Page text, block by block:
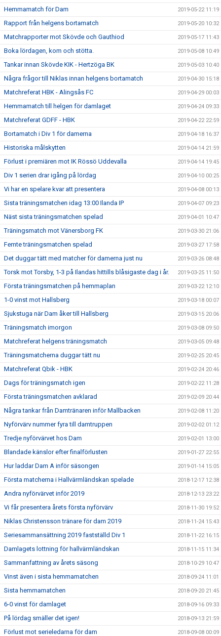
Hemmamatch för Dam 2019-05-22 11:19
Rapport från helgens bortamatch 2019-05-20 10:32
Matchrapporter mot Skövde och Gauthiod 2019-05-17 11:43
Boka lördagen, kom och stötta. 2019-05-08 10:49
Tankar innan Skövde KIK - Hertzöga BK 2019-05-03 10:40
Några frågor till Niklas innan helgens bortamatch 2019-04-30 15:18
Matchreferat HBK - Alingsås FC 2019-04-29 00:03
Hemmamatch till helgen för damlaget 2019-04-24 09:33
Matchreferat GDFF - HBK 2019-04-22 22:59
Bortamatch i Div 1 för damerna 2019-04-18 16:37
Historiska målskytten 2019-04-14 21:59
Förlust i premiären mot IK Rössö Uddevalla 2019-04-14 19:45
Div 1 serien drar igång på lördag 2019-04-10 00:25
Vi har en spelare kvar att presentera 2019-04-08 00:13
Sista träningsmatchen idag 13:00 Ilanda IP 2019-04-07 09:23
Näst sista träningsmatchen spelad 2019-04-01 10:47
Träningsmatch mot Vänersborg FK 2019-03-30 21:06
Femte träningsmatchen spelad 2019-03-27 17:58
Det duggar tätt med matcher för damerna just nu 2019-03-26 08:48
Torsk mot Torsby, 1-3 på Ilandas hittills blåsigaste dag i år. 2019-03-25 11:50
Första träningsmatchen på hemmaplan 2019-03-22 12:10
1-0 vinst mot Hallsberg 2019-03-18 00:07
Sjukstuga när Dam åker till Hallsberg 2019-03-15 20:06
Träningsmatch imorgon 2019-03-08 09:50
Matchreferat helgens träningsmatch 2019-03-05 09:48
Träningsmatcherna duggar tätt nu 2019-02-25 20:45
Matchreferat Qbik - HBK 2019-02-24 20:46
Dags för träningsmatch igen 2019-02-22 11:28
Första träningsmatchen avklarad 2019-02-09 20:44
Några tankar från Damtränaren inför Mallbacken 2019-02-08 11:20
Nyförvärv nummer fyra till damtruppen 2019-02-02 01:12
Tredje nyförvärvet hos Dam 2019-02-01 13:00
Blandade känslor efter finalförlusten 2019-01-27 22:55
Hur laddar Dam A inför säsongen 2019-01-14 15:05
Första matcherna i Hallvärmländskan spelade 2018-12-17 12:38
Andra nyförvärvet inför 2019 2018-12-13 23:22
Vi får presentera årets första nyförvärv 2018-11-30 19:52
Niklas Christensson tränare för dam 2019 2018-11-24 15:43
Seriesammansättning 2019 fastställd Div 1 2018-11-22 16:15
Damlagets lottning för hallvärmländskan 2018-11-15 11:34
Sammanfattning av årets säsong 2018-10-29 10:47
Vinst även i sista hemmamatchen 2018-09-24 11:01
Sista hemmamatchen 2018-09-20 21:45
6-0 vinst för damlaget 2018-09-16 09:33
På lördag smäller det igen! 2018-09-13 21:59
Förlust mot serieledarna för dam 2018-09-08 00:09